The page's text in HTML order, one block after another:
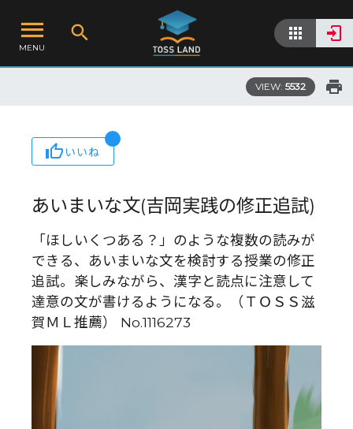
MENU
VIEW: 5532
いいね
あいまいな文(吉岡実践の修正追試)
「ほしいくつある？」のような複数の読みが
できる、あいまいな文を検討する授業の修正
追試。楽しみながら、漢字と読点に注意して
達意の文が書けるようになる。（ＴＯＳＳ滋
賀ＭＬ推薦） No.1116273